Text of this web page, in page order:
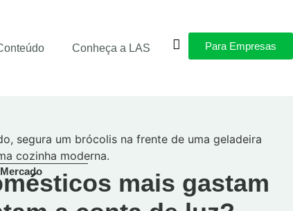
Conheça a LAS Para Empresas
Mercado
mais gastam